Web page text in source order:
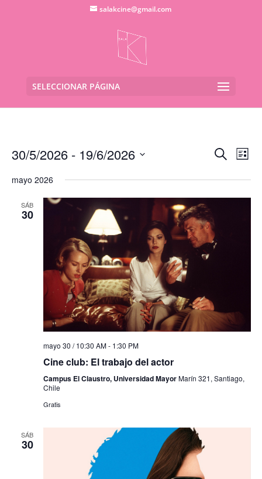
salakcine@gmail.com
SELECCIONAR PÁGINA
y
vistas
de
Buscar
de
Lista
30/5/2026 - 19/6/2026
fecha.
mayo 2026
SÁB
30
mayo 30 / 10:30 AM- 1:30 PM
Cine club: El trabajo del actor
Campus El Claustro, Universidad MayorMarín 321, Santiago,
Chile
Gratis
SÁB
30